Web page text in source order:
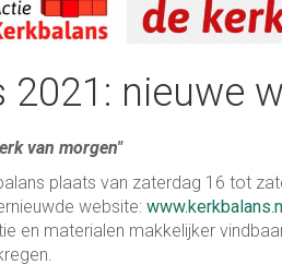
2021: nieuwe
van morgen"
plaats van zaterdag 16 tot
website:
en materialen makkelijker